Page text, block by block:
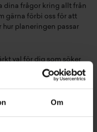
Om
dina frågor kring allt från
gärna förbi oss för att
hur planeringen passar
val för dig som söker
med fokus på
är utvecklad för att
uppskattar praktiska